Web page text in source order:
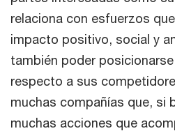
relaciona con esfuerzos
impacto positivo, social y
también poder
respecto a sus
muchas compañías que, si
muchas acciones que